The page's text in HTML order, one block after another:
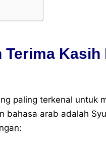
Terima Kasih
paling terkenal untuk
bahasa arab adalah